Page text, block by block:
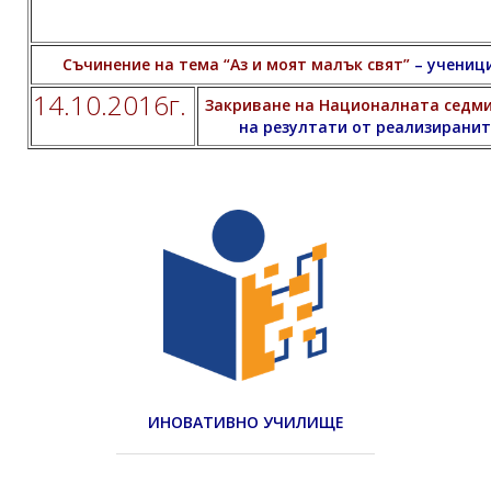
Съчинение на тема “Аз и моят малък свят” –
14.10.2016г.
Закриване на Националната
на резултати от
ИНОВАТИВНО УЧИЛИЩЕ